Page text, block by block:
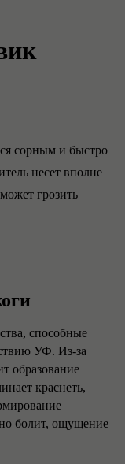
сорным и быстро
несет вполне
грозить
способные
УФ. Из-за
образование
краснеть,
болит, ощущение